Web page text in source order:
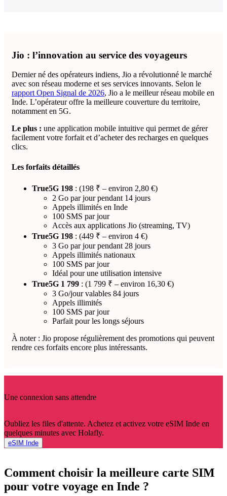
Jio : l’innovation au service des voyageurs
Dernier né des opérateurs indiens, Jio a révolutionné le marché
avec son réseau moderne et ses services innovants. Selon le
rapport Open Signal de 2026, Jio a le meilleur réseau mobile en
Inde. L’opérateur offre la meilleure couverture du territoire,
notamment en 5G.
Le plus : une application mobile intuitive qui permet de gérer
facilement votre forfait et d’acheter des recharges en quelques
clics.
Les forfaits détaillés
True5G 198 : (198 ₹ – environ 2,80 €)
2 Go par jour pendant 14 jours
Appels illimités en Inde
100 SMS par jour
Accès aux applications Jio (streaming, TV)
True5G 198 : (449 ₹ – environ 4 €)
3 Go par jour pendant 28 jours
Appels illimités nationaux
100 SMS par jour
Idéal pour une utilisation intensive
True5G 1 799 : (1 799 ₹ – environ 16,30 €)
3 Go/jour valables 84 jours
Appels illimités
100 SMS par jour
Parfait pour les longs séjours
À noter : Jio propose régulièrement des promotions qui peuvent
rendre ces forfaits encore plus intéressants.
Une connexion sans attendre
Oubliez les files d'attente. Achetez et activez votre eSIM Inde en
quelques minutes avec Holafly.
eSIM Inde
Comment choisir la meilleure carte SIM
pour votre voyage en Inde ?